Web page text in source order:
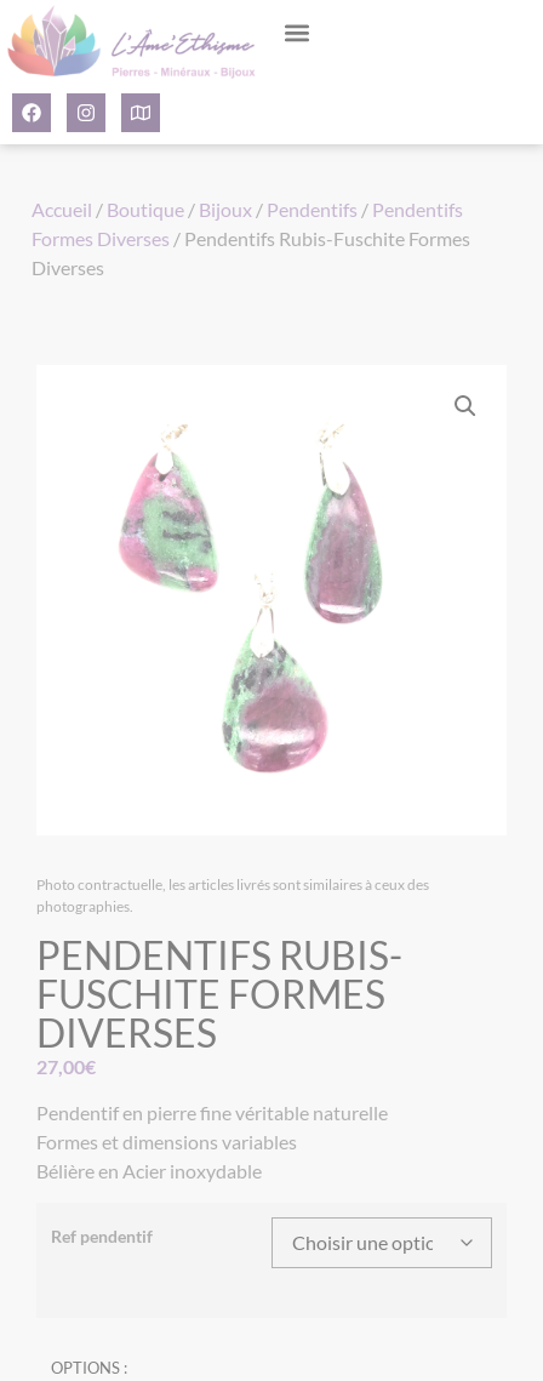
Accueil / Boutique / Bijoux / Pendentifs / Pendentifs
Formes Diverses / Pendentifs Rubis-Fuschite Formes
Diverses
Photo contractuelle, les articles livrés sont similaires à ceux des
photographies.
PENDENTIFS RUBIS-
FUSCHITE FORMES
DIVERSES
27,00€
Pendentif en pierre fine véritable naturelle
Formes et dimensions variables
Bélière en Acier inoxydable
Ref pendentif
OPTIONS :
Panneau de gestion des cookies